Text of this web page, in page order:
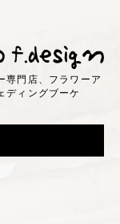
専門店、フラワーア
ディングブーケ